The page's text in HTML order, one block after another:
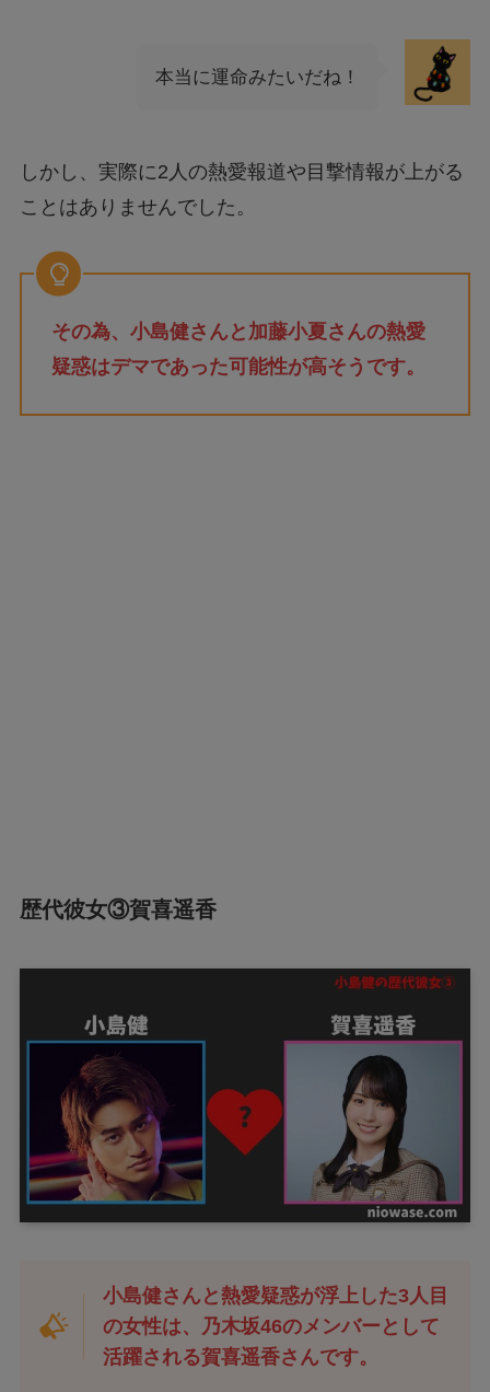
本当に運命みたいだね！
しかし、実際に2人の熱愛報道や目撃情報が上がる
ことはありませんでした。
その為、小島健さんと加藤小夏さんの熱愛
疑惑はデマであった可能性が高そうです。
歴代彼女③賀喜遥香
小島健さんと熱愛疑惑が浮上した3人目
の女性は、乃木坂46のメンバーとして
活躍される賀喜遥香さんです。